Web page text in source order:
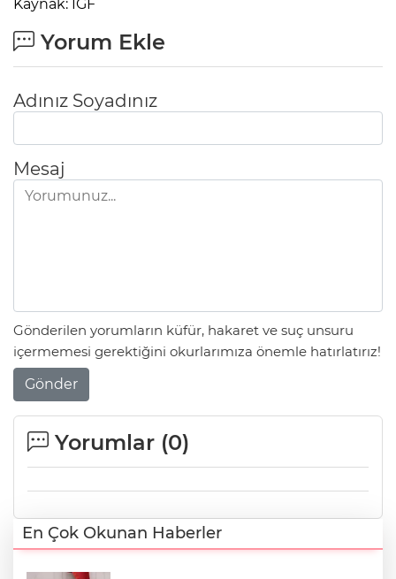
Kaynak: IGF
Yorum Ekle
Adınız Soyadınız
Mesaj
Gönderilen yorumların küfür, hakaret ve suç unsuru
içermemesi gerektiğini okurlarımıza önemle hatırlatırız!
Gönder
Yorumlar (0)
En Çok Okunan Haberler